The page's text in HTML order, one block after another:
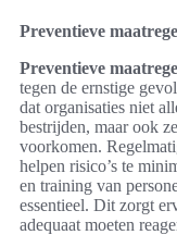
Preventieve
Preventieve
tegen de ernstige
dat organisaties niet
bestrijden, maar ook
voorkomen.
helpen risico’s te
en training van
essentieel. Dit zorgt
adequaat moeten